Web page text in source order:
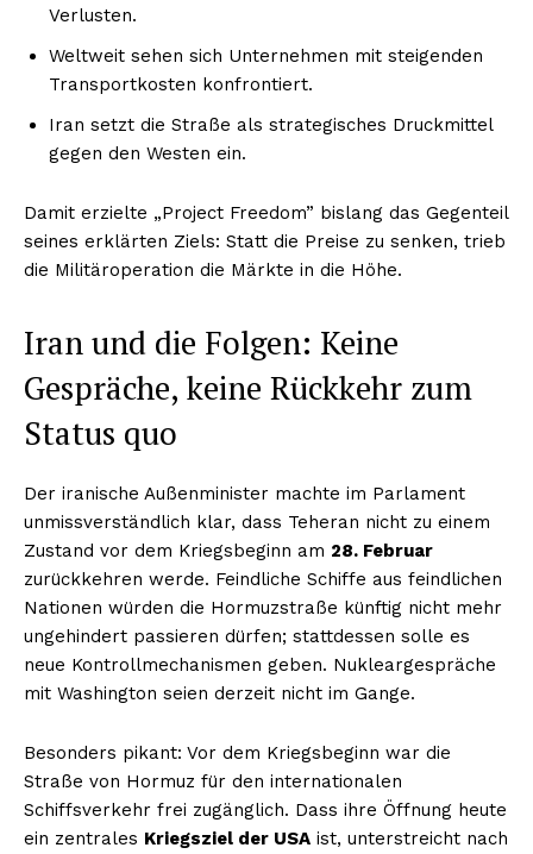
Verlusten.
Weltweit sehen sich Unternehmen mit steigenden
Transportkosten konfrontiert.
Iran setzt die Straße als strategisches Druckmittel
gegen den Westen ein.
Damit erzielte „Project Freedom” bislang das Gegenteil
seines erklärten Ziels: Statt die Preise zu senken, trieb
die Militäroperation die Märkte in die Höhe.
Iran und die Folgen: Keine
Gespräche, keine Rückkehr zum
Status quo
Der iranische Außenminister machte im Parlament
unmissverständlich klar, dass Teheran nicht zu einem
Zustand vor dem Kriegsbeginn am 28. Februar
zurückkehren werde. Feindliche Schiffe aus feindlichen
Nationen würden die Hormuzstraße künftig nicht mehr
ungehindert passieren dürfen; stattdessen solle es
neue Kontrollmechanismen geben. Nukleargespräche
mit Washington seien derzeit nicht im Gange.
Besonders pikant: Vor dem Kriegsbeginn war die
Straße von Hormuz für den internationalen
Schiffsverkehr frei zugänglich. Dass ihre Öffnung heute
ein zentrales Kriegsziel der USA ist, unterstreicht nach